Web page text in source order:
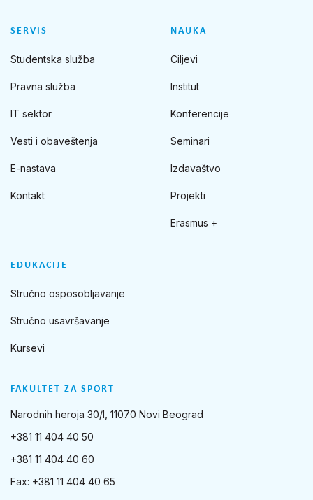
FAKULTET ZA SPORT
Narodnih heroja 30/I, 11070 Novi Beograd
+381 11 404 40 50
+381 11 404 40 60
Fax: +381 11 404 40 65
SERVIS
Studentska služba
Pravna služba
IT sektor
Vesti i obaveštenja
E-nastava
Kontakt
NAUKA
Ciljevi
Institut
Konferencije
Seminari
Izdavaštvo
Projekti
Erasmus +
EDUKACIJE
Stručno osposobljavanje
Stručno usavršavanje
Kursevi